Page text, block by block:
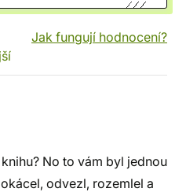
Jak fungují hodnocení?
No to vám byl jednou
odvezl, rozemlel a